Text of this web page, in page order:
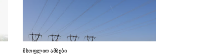
ვხვრეტდით, ეს აბსურდი და ბოდვაა“, –
ზაქარეიშვილი ბარამიძეს აფხაზეთის ომთან
დაკავშირებით ფაქტების დამახინჯებაში
ადანაშაულებს
მსოფლიო ამბები